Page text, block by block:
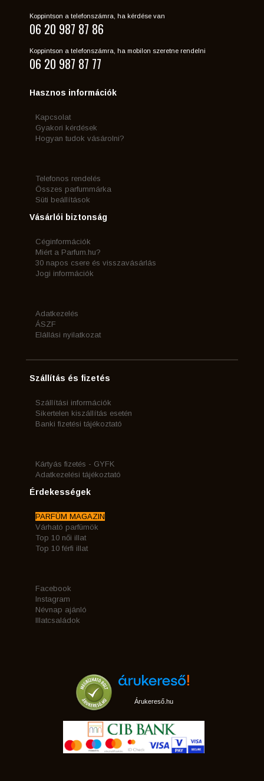
Koppintson a telefonszámra, ha kérdése van
06 20 987 87 86
Koppintson a telefonszámra, ha mobilon szeretne rendelni
06 20 987 87 77
Hasznos információk
Kapcsolat
Gyakori kérdések
Hogyan tudok vásárolni?
Telefonos rendelés
Összes parfummárka
Süti beállítások
Vásárlói biztonság
Céginformációk
Miért a Parfum.hu?
30 napos csere és visszavásárlás
Jogi információk
Adatkezelés
ÁSZF
Elállási nyilatkozat
Szállítás és fizetés
Szállítási információk
Sikertelen kiszállítás esetén
Banki fizetési tájékoztató
Kártyás fizetés - GYFK
Adatkezelési tájékoztató
Érdekességek
PARFÜM MAGAZIN
Várható parfümök
Top 10 női illat
Top 10 férfi illat
Facebook
Instagram
Névnap ajánló
Illatcsaládok
Árukereső.hu